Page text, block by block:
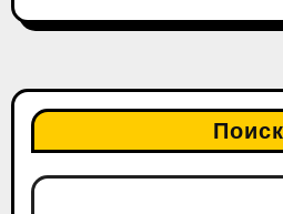
Поиск